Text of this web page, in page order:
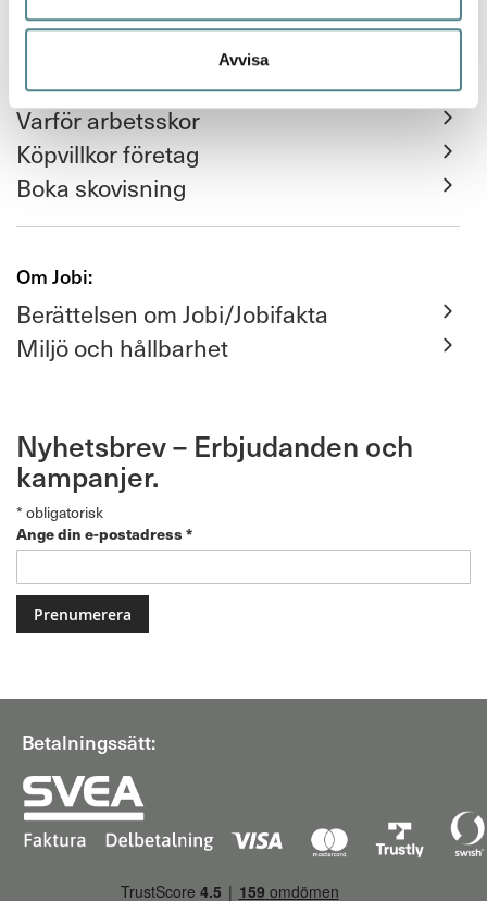
Avvisa
För företag:
Varför arbetsskor
Köpvillkor företag
Boka skovisning
Om Jobi:
Berättelsen om Jobi/Jobifakta
Miljö och hållbarhet
Nyhetsbrev – Erbjudanden och
kampanjer.
* obligatorisk
Ange din e-postadress *
Betalningssätt: